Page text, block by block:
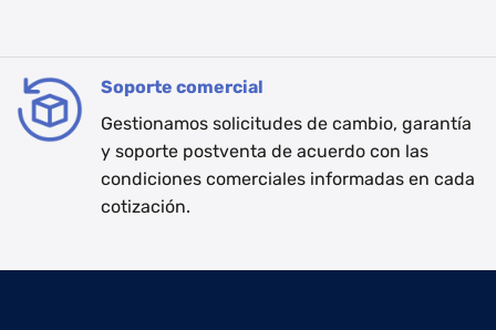
Soporte comercial
Gestionamos solicitudes de cambio, garantía
y soporte postventa de acuerdo con las
condiciones comerciales informadas en cada
cotización.